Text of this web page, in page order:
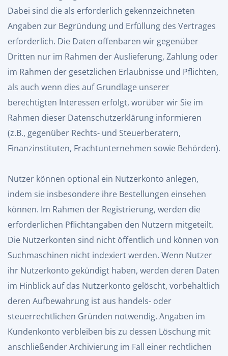
Dabei sind die als erforderlich gekennzeichneten
Angaben zur Begründung und Erfüllung des Vertrages
erforderlich. Die Daten offenbaren wir gegenüber
Dritten nur im Rahmen der Auslieferung, Zahlung oder
im Rahmen der gesetzlichen Erlaubnisse und Pflichten,
als auch wenn dies auf Grundlage unserer
berechtigten Interessen erfolgt, worüber wir Sie im
Rahmen dieser Datenschutzerklärung informieren
(z.B., gegenüber Rechts- und Steuerberatern,
Finanzinstituten, Frachtunternehmen sowie Behörden).
Nutzer können optional ein Nutzerkonto anlegen,
indem sie insbesondere ihre Bestellungen einsehen
können. Im Rahmen der Registrierung, werden die
erforderlichen Pflichtangaben den Nutzern mitgeteilt.
Die Nutzerkonten sind nicht öffentlich und können von
Suchmaschinen nicht indexiert werden. Wenn Nutzer
ihr Nutzerkonto gekündigt haben, werden deren Daten
im Hinblick auf das Nutzerkonto gelöscht, vorbehaltlich
deren Aufbewahrung ist aus handels- oder
steuerrechtlichen Gründen notwendig. Angaben im
Kundenkonto verbleiben bis zu dessen Löschung mit
anschließender Archivierung im Fall einer rechtlichen